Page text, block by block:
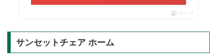
ポチップ
サンセットチェア ホーム